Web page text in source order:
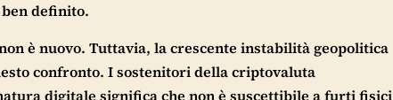
definito.
è nuovo. Tuttavia, la crescente instabilità geopolitica
confronto. I sostenitori della criptovaluta
digitale significa che non è suscettibile a furti fisici